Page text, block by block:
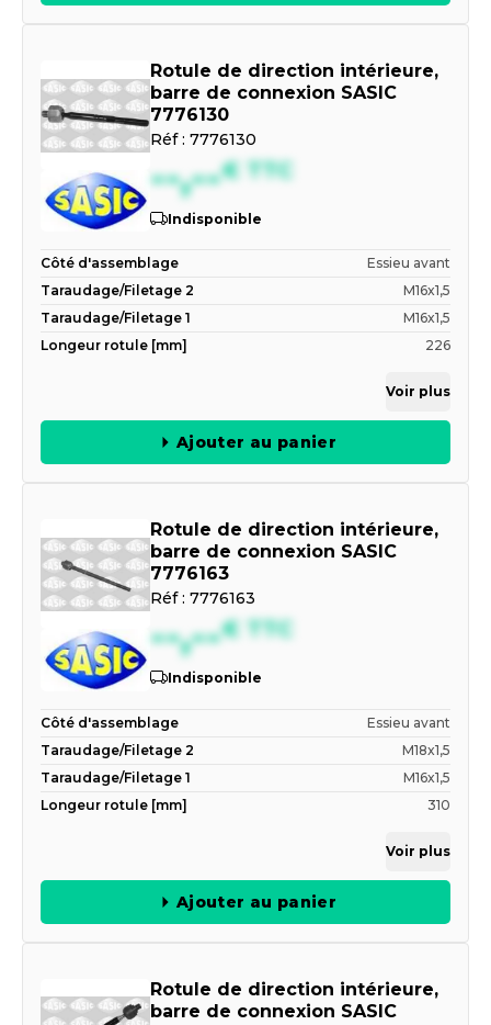
Rotule de direction intérieure,
barre de connexion SASIC
7776130
Réf : 7776130
--,--€ TTC
Indisponible
Côté d'assemblage
Essieu avant
Taraudage/Filetage 2
M16x1,5
Taraudage/Filetage 1
M16x1,5
Longeur rotule [mm]
226
Voir plus
Ajouter au panier
Rotule de direction intérieure,
barre de connexion SASIC
7776163
Réf : 7776163
--,--€ TTC
Indisponible
Côté d'assemblage
Essieu avant
Taraudage/Filetage 2
M18x1,5
Taraudage/Filetage 1
M16x1,5
Longeur rotule [mm]
310
Voir plus
Ajouter au panier
Rotule de direction intérieure,
barre de connexion SASIC